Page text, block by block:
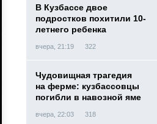
В Кузбассе двое
подростков похитили 10-
летнего ребенка
вчера, 21:19 322
Чудовищная трагедия
на ферме: кузбассовцы
погибли в навозной яме
вчера, 22:03 318